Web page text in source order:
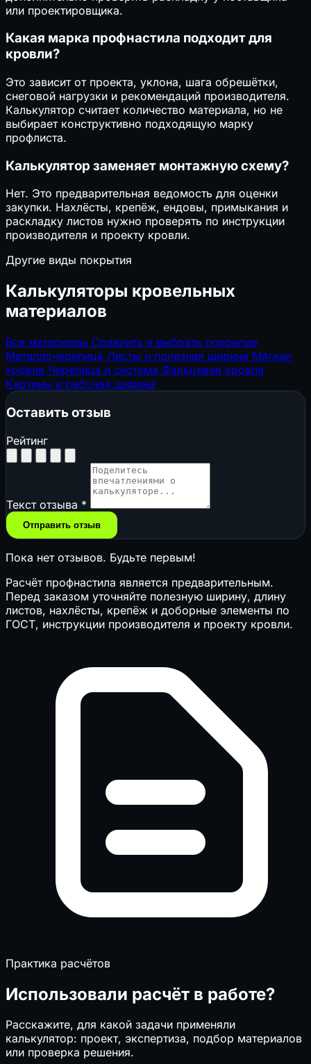
или проектировщика.
Какая марка профнастила подходит для
кровли?
Это зависит от проекта, уклона, шага обрешётки,
снеговой нагрузки и рекомендаций производителя.
Калькулятор считает количество материала, но не
выбирает конструктивно подходящую марку
профлиста.
Калькулятор заменяет монтажную схему?
Нет. Это предварительная ведомость для оценки
закупки. Нахлёсты, крепёж, ендовы, примыкания и
раскладку листов нужно проверять по инструкции
производителя и проекту кровли.
Другие виды покрытия
Калькуляторы кровельных
материалов
Все материалы Сравнить и выбрать покрытие
Металлочерепица Листы и полезная ширина Мягкая
кровля Черепица и система Фальцевая кровля
Картины и рабочая ширина
Оставить отзыв
Рейтинг
Текст отзыва *
Отправить отзыв
Пока нет отзывов. Будьте первым!
Расчёт профнастила является предварительным.
Перед заказом уточняйте полезную ширину, длину
листов, нахлёсты, крепёж и доборные элементы по
ГОСТ, инструкции производителя и проекту кровли.
Практика расчётов
Использовали расчёт в работе?
Расскажите, для какой задачи применяли
калькулятор: проект, экспертиза, подбор материалов
или проверка решения.